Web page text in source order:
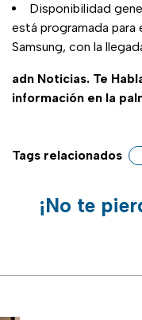
Disponibilidad
está programada para
Samsung, con la
adn Noticias. Te
información en la
Tags relacionados
¡No te